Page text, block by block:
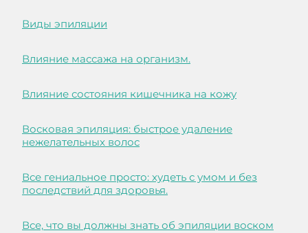
Виды эпиляции
Влияние массажа на организм.
Влияние состояния кишечника на кожу
Восковая эпиляция: быстрое удаление
нежелательных волос
Все гениальное просто: худеть с умом и без
последствий для здоровья.
Все, что вы должны знать об эпиляции воском